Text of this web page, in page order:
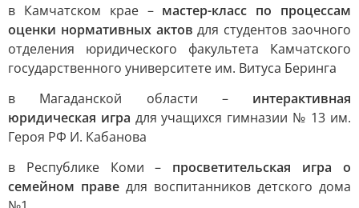
в Камчатском крае – мастер-класс по процессам
оценки нормативных актов для студентов заочного
отделения юридического факультета Камчатского
государственного университете им. Витуса Беринга
в Магаданской области – интерактивная
юридическая игра для учащихся гимназии № 13 им.
Героя РФ И. Кабанова
в Республике Коми – просветительская игра о
семейном праве для воспитанников детского дома